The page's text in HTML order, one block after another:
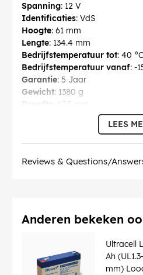
Spanning: 12 V
Identificaties: VdS
Hoogte: 61 mm
Lengte: 134.4 mm
Bedrijfstemperatuur tot: 40 °C
Bedrijfstemperatuur vanaf: -
Garantie: 5 Jaar
Gewicht: 1380 g
Breedte
: 67.5 mm
: Pb
SCIP no.: 727f7c60-e5bb-
LEES
Reviews & Questions/
Anderen bekeken
Ultracell
Ah
mm)